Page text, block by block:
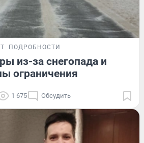
ПОДРОБНОСТИ
из-за снегопада и
ограничения
1 675 Обсудить